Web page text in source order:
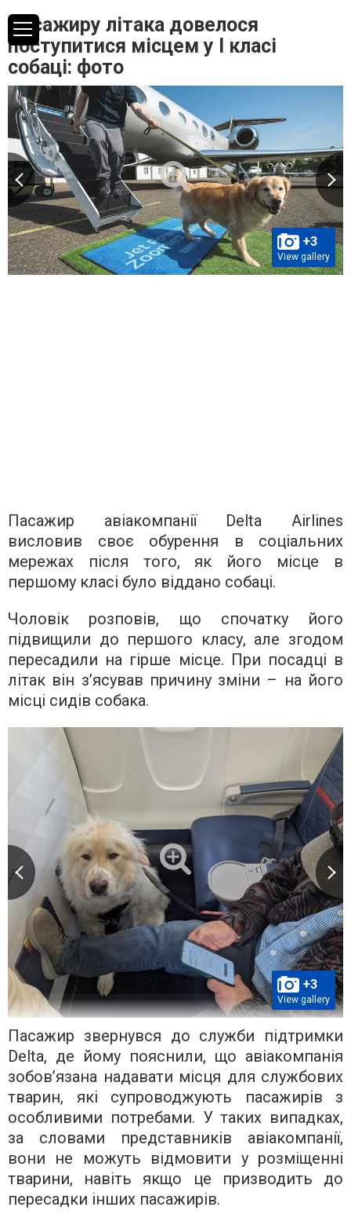
Пасажиру літака довелося
поступитися місцем у I класі
собаці: фото
+3
View gallery
Пасажир авіакомпанії Delta Airlines
висловив своє обурення в соціальних
мережах після того, як його місце в
першому класі було віддано собаці.
Чоловік розповів, що спочатку його
підвищили до першого класу, але згодом
пересадили на гірше місце. При посадці в
літак він з’ясував причину зміни – на його
місці сидів собака.
+3
View gallery
Пасажир звернувся до служби підтримки
Delta, де йому пояснили, що авіакомпанія
зобов’язана надавати місця для службових
тварин, які супроводжують пасажирів з
особливими потребами. У таких випадках,
за словами представників авіакомпанії,
вони не можуть відмовити у розміщенні
тварини, навіть якщо це призводить до
пересадки інших пасажирів.